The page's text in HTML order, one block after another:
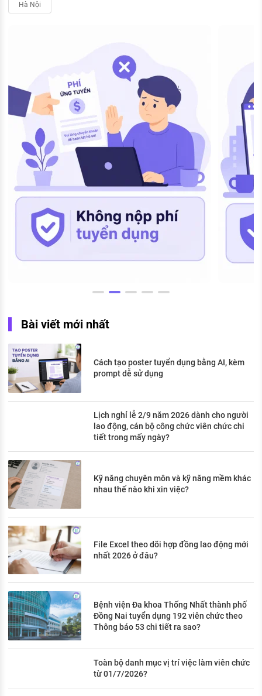
Hà Nội
Bài viết mới nhất
Cách tạo poster tuyển dụng bằng AI, kèm
prompt dễ sử dụng
Lịch nghỉ lễ 2/9 năm 2026 dành cho người
lao động, cán bộ công chức viên chức chi
tiết trong mấy ngày?
Kỹ năng chuyên môn và kỹ năng mềm khác
nhau thế nào khi xin việc?
File Excel theo dõi hợp đồng lao động mới
nhất 2026 ở đâu?
Bệnh viện Đa khoa Thống Nhất thành phố
Đồng Nai tuyển dụng 192 viên chức theo
Thông báo 53 chi tiết ra sao?
Toàn bộ danh mục vị trí việc làm viên chức
từ 01/7/2026?